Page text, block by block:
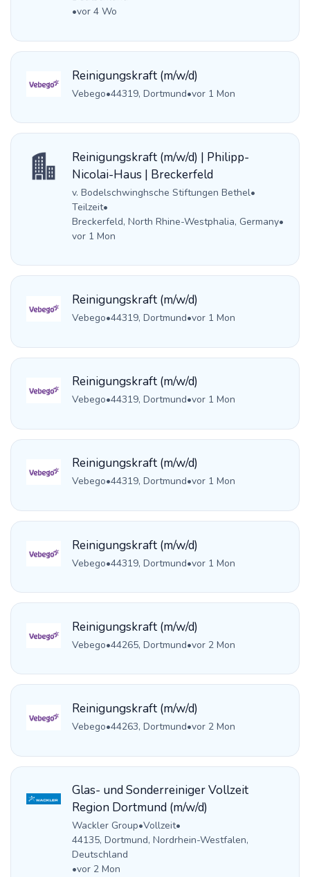
•vor 4 Wo
Reinigungskraft (m/w/d)
Vebego•44319, Dortmund•vor 1 Mon
Reinigungskraft (m/w/d) | Philipp-
Nicolai-Haus | Breckerfeld
v. Bodelschwinghsche Stiftungen Bethel•
Teilzeit•
Breckerfeld, North Rhine-Westphalia, Germany•
vor 1 Mon
Reinigungskraft (m/w/d)
Vebego•44319, Dortmund•vor 1 Mon
Reinigungskraft (m/w/d)
Vebego•44319, Dortmund•vor 1 Mon
Reinigungskraft (m/w/d)
Vebego•44319, Dortmund•vor 1 Mon
Reinigungskraft (m/w/d)
Vebego•44319, Dortmund•vor 1 Mon
Reinigungskraft (m/w/d)
Vebego•44265, Dortmund•vor 2 Mon
Reinigungskraft (m/w/d)
Vebego•44263, Dortmund•vor 2 Mon
Glas- und Sonderreiniger Vollzeit
Region Dortmund (m/w/d)
Wackler Group•Vollzeit•
44135, Dortmund, Nordrhein-Westfalen,
Deutschland
•vor 2 Mon